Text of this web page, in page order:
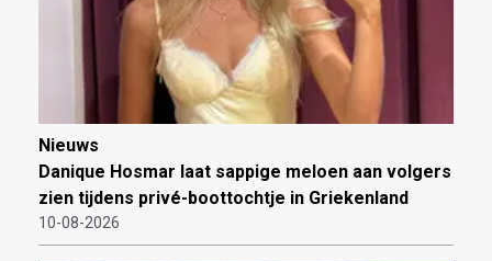
Nieuws
Danique Hosmar laat sappige meloen aan volgers
zien tijdens privé-boottochtje in Griekenland
10-08-2026